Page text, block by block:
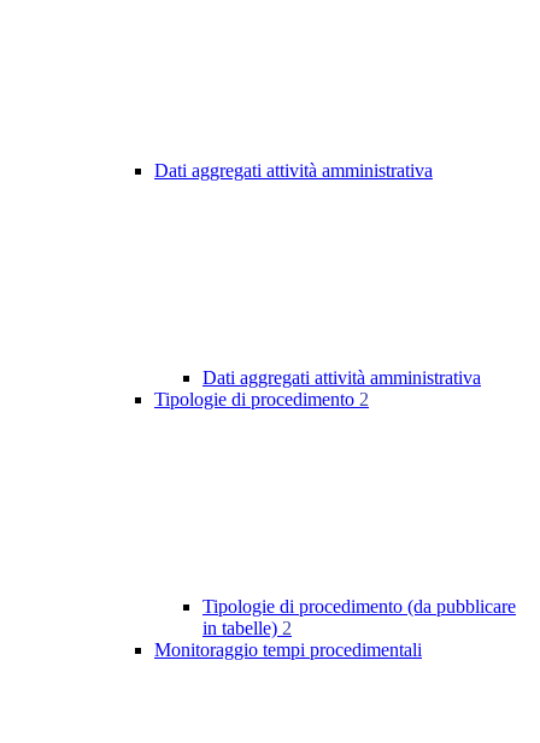
Dati aggregati attività amministrativa
Dati aggregati attività amministrativa
Tipologie di procedimento 2
Tipologie di procedimento (da pubblicare
in tabelle) 2
Monitoraggio tempi procedimentali